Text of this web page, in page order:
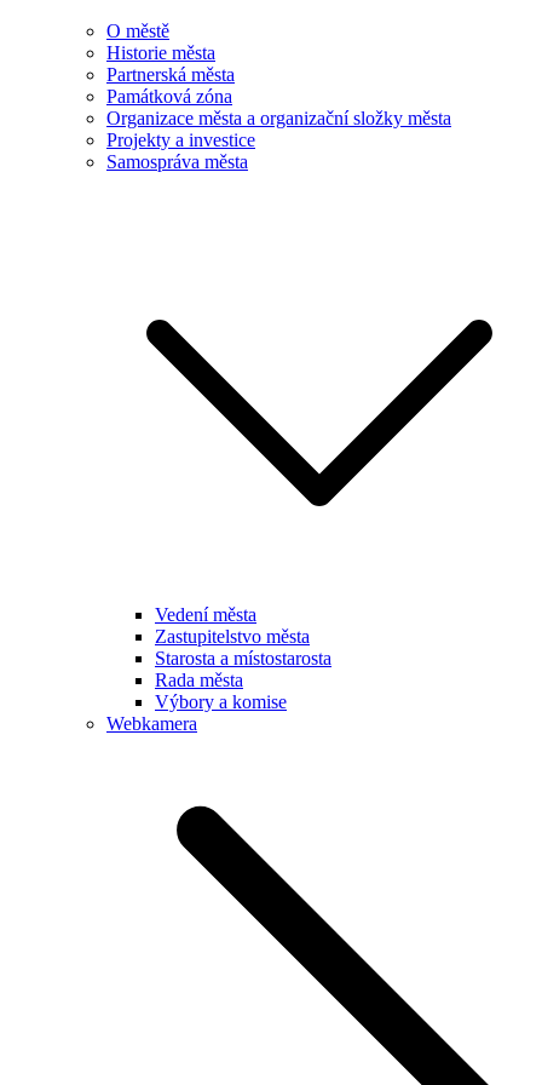
O městě
Historie města
Partnerská města
Památková zóna
Organizace města a organizační složky města
Projekty a investice
Samospráva města
Vedení města
Zastupitelstvo města
Starosta a místostarosta
Rada města
Výbory a komise
Webkamera